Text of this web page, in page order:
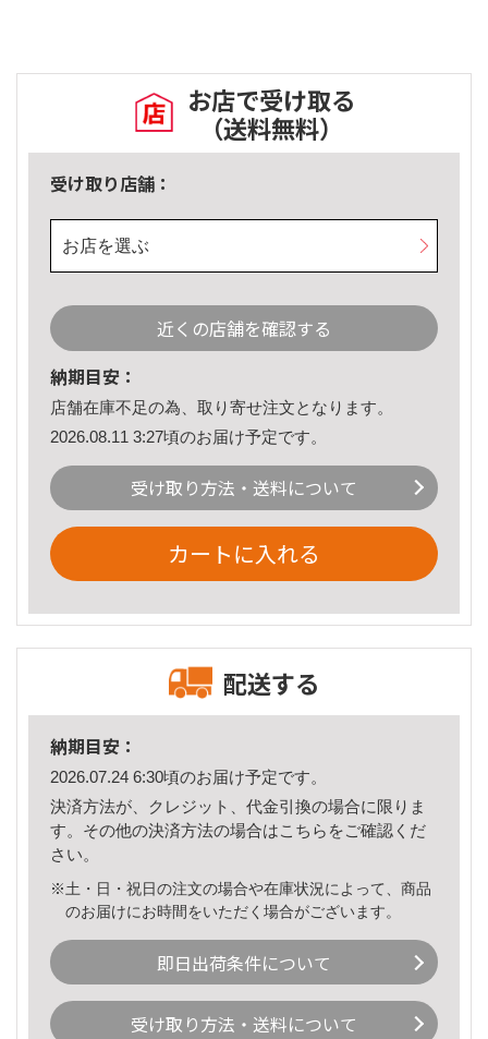
お店で受け取る
（送料無料）
受け取り店舗：
お店を選ぶ
近くの店舗を確認する
納期目安：
店舗在庫不足の為、取り寄せ注文となります。
2026.08.11 3:27頃のお届け予定です。
受け取り方法・送料について
カートに入れる
配送する
納期目安：
2026.07.24 6:30頃のお届け予定です。
決済方法が、クレジット、代金引換の場合に限りま
す。その他の決済方法の場合はこちら をご確認くだ
さい。
※土・日・祝日の注文の場合や在庫状況によって、商品
のお届けにお時間をいただく場合がございます。
即日出荷条件について
受け取り方法・送料について